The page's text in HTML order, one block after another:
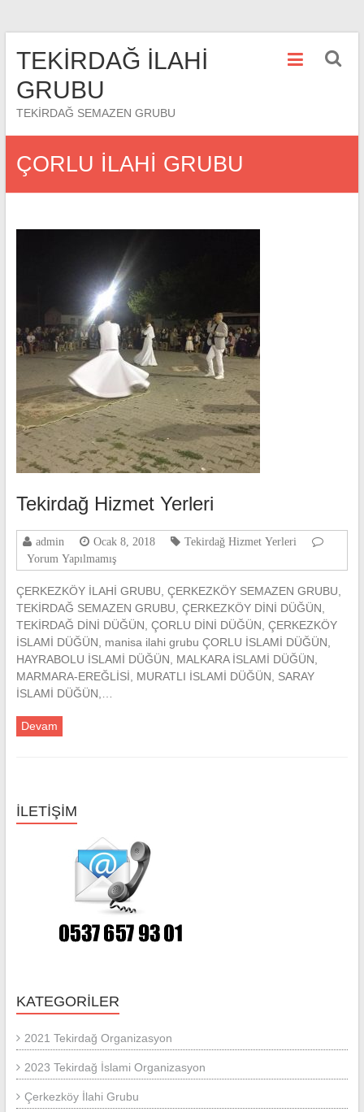
TEKİRDAĞ İLAHİ
GRUBU
TEKİRDAĞ SEMAZEN GRUBU
ÇORLU İLAHİ GRUBU
Tekirdağ Hizmet Yerleri
admin Ocak 8, 2018
Tekirdağ Hizmet Yerleri
Yorum Yapılmamış
ÇERKEZKÖY İLAHİ GRUBU, ÇERKEZKÖY SEMAZEN GRUBU,
TEKİRDAĞ SEMAZEN GRUBU, ÇERKEZKÖY DİNİ DÜĞÜN,
TEKİRDAĞ DİNİ DÜĞÜN, ÇORLU DİNİ DÜĞÜN, ÇERKEZKÖY
İSLAMİ DÜĞÜN, manisa ilahi grubu ÇORLU İSLAMİ DÜĞÜN,
HAYRABOLU İSLAMİ DÜĞÜN, MALKARA İSLAMİ DÜĞÜN,
MARMARA-EREĞLİSİ, MURATLI İSLAMİ DÜĞÜN, SARAY
İSLAMİ DÜĞÜN,…
Devam
İLETİŞİM
KATEGORILER
2021 Tekirdağ Organizasyon
2023 Tekirdağ İslami Organizasyon
Çerkezköy İlahi Grubu